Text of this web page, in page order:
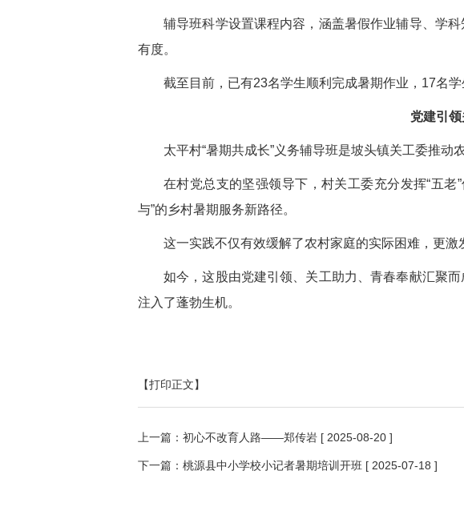
辅导班科学设置课程内容，涵盖暑假作业辅导、学
有度。
截至目前，已有23名学生顺利完成暑期作业，17名
党建引
太平村“暑期共成长”义务辅导班是坡头镇关工委推动
在村党总支的坚强领导下，村关工委充分发挥“五
与”的乡村暑期服务新路径。
这一实践不仅有效缓解了农村家庭的实际困难，更激
如今，这股由党建引领、关工助力、青春奉献汇聚
注入了蓬勃生机。
【打印正文】
上一篇： 初心不改育人路——郑传岩 [ 2025-08-20 ]
下一篇： 桃源县中小学校小记者暑期培训开班 [ 2025-07-18 ]